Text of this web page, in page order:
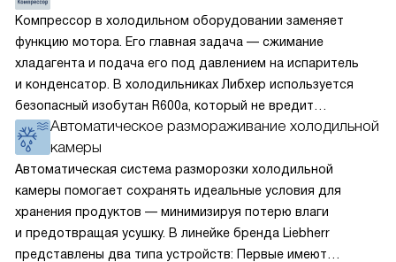
Компрессор в холодильном оборудовании заменяет
функцию мотора. Его главная задача — сжимание
хладагента и подача его под давлением на испаритель
и конденсатор. В холодильниках Либхер используется
безопасный изобутан R600a, который не вредит
окружающей среде. Компрессор перегоняет его
по охладительному контуру по принципу насоса. Чем
лучше работает «мотор» прибора, тем качественнее
и быстрее происходит охлаждение, затрачивается
меньше электроэнергии.
Автоматическое размораживание холодильной
камеры
Автоматическая система разморозки холодильной
камеры помогает сохранять идеальные условия для
хранения продуктов — минимизируя потерю влаги
и предотвращая усушку. В линейке бренда Liebherr
представлены два типа устройств: Первые имеют